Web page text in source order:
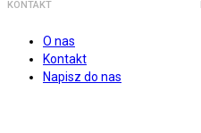
KONTAKT
O nas
Kontakt
Napisz do nas